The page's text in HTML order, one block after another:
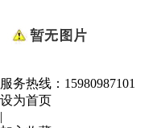
服务热线： 15980987101
设为首页
|